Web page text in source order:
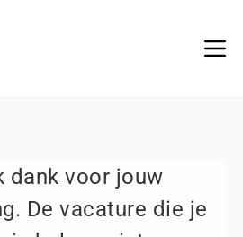
dank voor jouw
De vacature die je